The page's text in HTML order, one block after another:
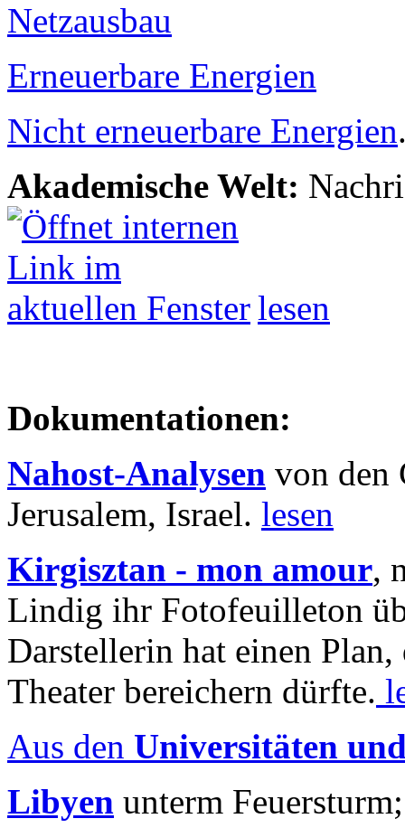
Netzausbau
Erneuerbare Energien
Nicht erneuerbare Energien
Akademische Welt:
lesen
Dokumentationen:
Nahost-Analysen von den
Jerusalem, Israel. lesen
Kirgisztan - mon amour,
Lindig ihr Fotofeuilleton
Darstellerin hat einen Plan,
Theater bereichern dürfte.
Aus den Universitäten
Libyen unterm